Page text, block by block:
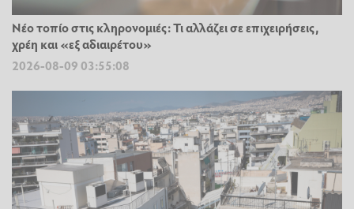
Νέο τοπίο στις κληρονομιές: Τι αλλάζει σε επιχειρήσεις,
χρέη και «εξ αδιαιρέτου»
2026-08-09 03:55:08